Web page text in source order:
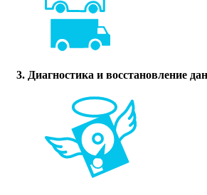
3. Диагностика и восстановление